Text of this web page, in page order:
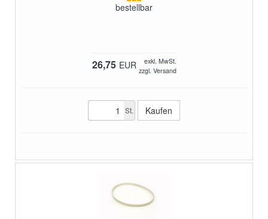
bestellbar
26,75 EUR
exkl. MwSt.
zzgl. Versand
St.